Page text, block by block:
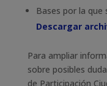
Bases por la que
Descargar
Para ampliar
sobre posibles
de Participación